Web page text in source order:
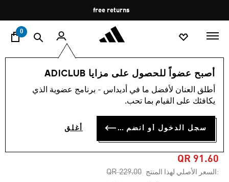
Pause
promotion
rotation
free returns
0
أصبح عضواً للحصول على مزايا ADICLUB
أطلق العنان لأفضل ما في أديداس - برنامج عضوية الذي
يكافئك على القيام بما تحب.
سجل الدخول أو انضم الآن أغلق
النساء الملابس
-60%
4.4 (14)
بدلة سباحة ICONISEA
PADDED U-BACK
QR 91.60
:السعر الأصلي لهذا المنتج Price reduced from
QR 229.00
to